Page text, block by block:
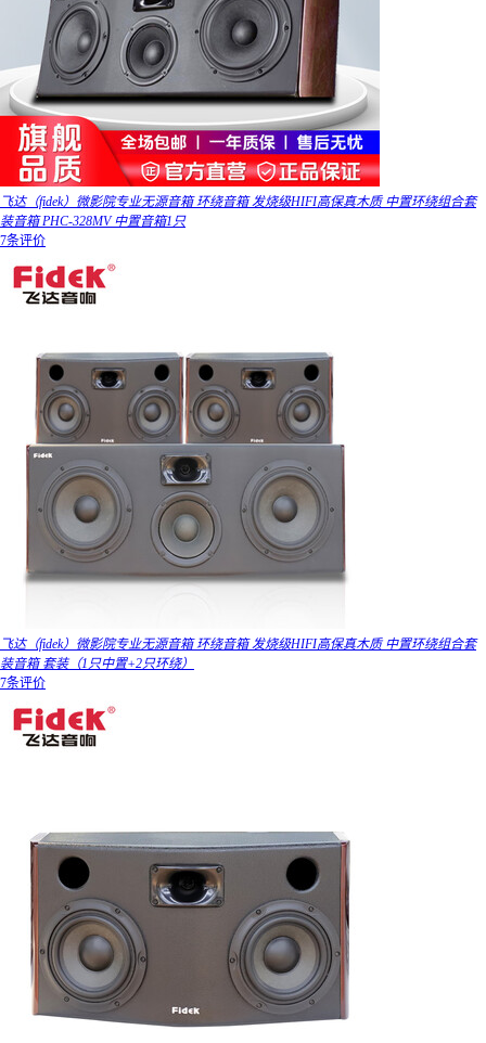
飞达（fidek）微影院专业无源音箱 环绕音箱 发烧级HIFI高保真木质 中置环绕组合套
装音箱 PHC-328MV 中置音箱1只
7条评价
飞达（fidek）微影院专业无源音箱 环绕音箱 发烧级HIFI高保真木质 中置环绕组合套
装音箱 套装（1只中置+2只环绕）
7条评价